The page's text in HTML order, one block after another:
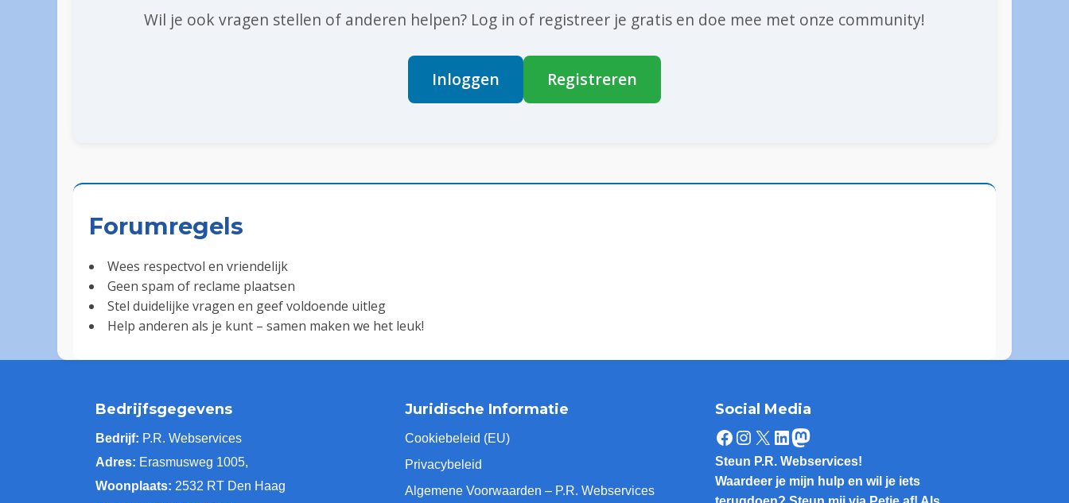
Wil je ook vragen stellen of anderen helpen? Log in of registreer je gratis en doe mee met onze community!
Inloggen Registreren
Forumregels
Wees respectvol en vriendelijk
Geen spam of reclame plaatsen
Stel duidelijke vragen en geef voldoende uitleg
Help anderen als je kunt – samen maken we het leuk!
Bedrijfsgegevens
Bedrijf: P.R. Webservices
Adres: Erasmusweg 1005,
Woonplaats: 2532 RT Den Haag
Juridische Informatie
Cookiebeleid (EU)
Privacybeleid
Algemene Voorwaarden – P.R. Webservices
Social Media
Facebook
Instagram
X LinkedIn
Mastodon
Steun P.R. Webservices!
Waardeer je mijn hulp en wil je iets